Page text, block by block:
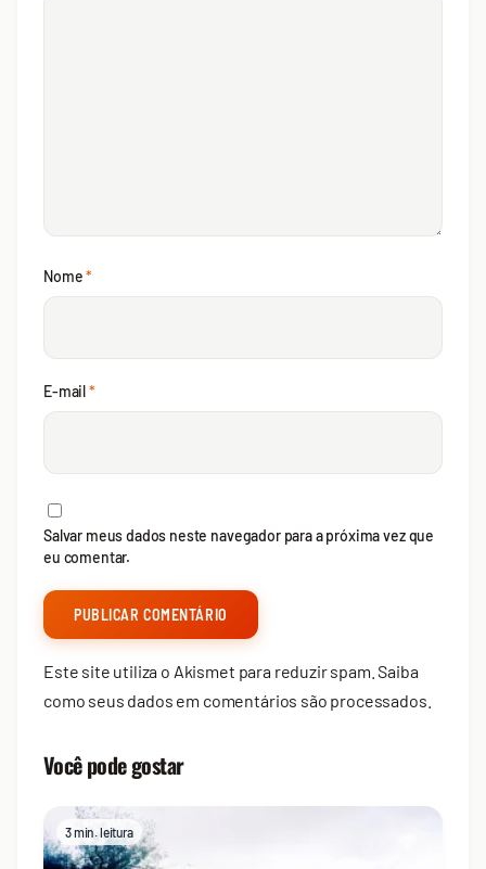
Nome*
E-mail*
Salvar meus dados neste navegador para a próxima vez que
eu comentar.
Este site utiliza o Akismet para reduzir spam.Saiba
como seus dados em comentários são processados
Você pode gostar
3 min. leitura